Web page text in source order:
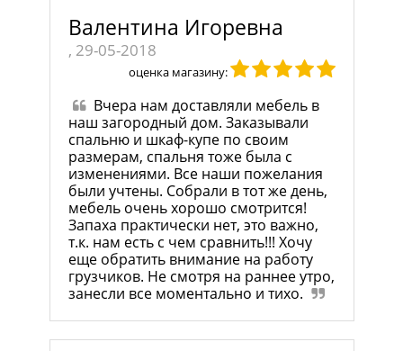
Валентина Игоревна
, 29-05-2018
оценка магазину:
Вчера нам доставляли мебель в
наш загородный дом. Заказывали
спальню и шкаф-купе по своим
размерам, спальня тоже была с
изменениями. Все наши пожелания
были учтены. Собрали в тот же день,
мебель очень хорошо смотрится!
Запаха практически нет, это важно,
т.к. нам есть с чем сравнить!!! Хочу
еще обратить внимание на работу
грузчиков. Не смотря на раннее утро,
занесли все моментально и тихо.